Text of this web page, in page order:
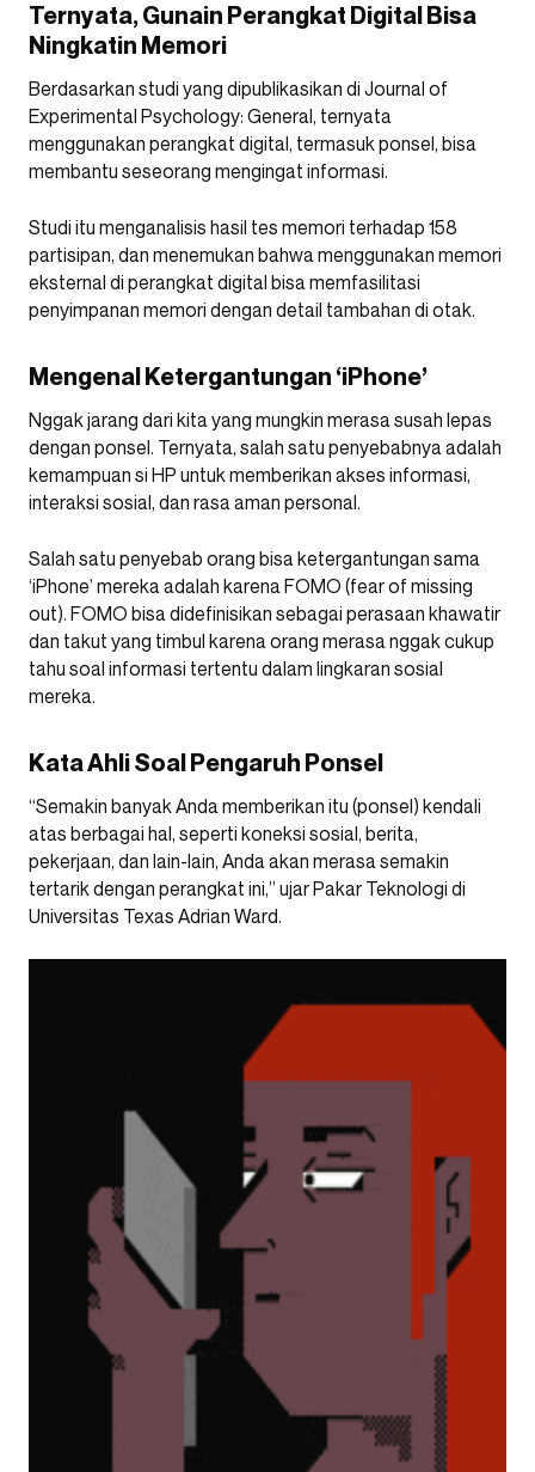
Ternyata, Gunain Perangkat Digital Bisa
Ningkatin Memori
Berdasarkan studi yang dipublikasikan di Journal of
Experimental Psychology: General, ternyata
menggunakan perangkat digital, termasuk ponsel, bisa
membantu seseorang mengingat informasi.
Studi itu menganalisis hasil tes memori terhadap 158
partisipan, dan menemukan bahwa menggunakan memori
eksternal di perangkat digital bisa memfasilitasi
penyimpanan memori dengan detail tambahan di otak.
Mengenal Ketergantungan ‘iPhone’
Nggak jarang dari kita yang mungkin merasa susah lepas
dengan ponsel. Ternyata, salah satu penyebabnya adalah
kemampuan si HP untuk memberikan akses informasi,
interaksi sosial, dan rasa aman personal.
Salah satu penyebab orang bisa ketergantungan sama
‘iPhone’ mereka adalah karena FOMO (fear of missing
out). FOMO bisa didefinisikan sebagai perasaan khawatir
dan takut yang timbul karena orang merasa nggak cukup
tahu soal informasi tertentu dalam lingkaran sosial
mereka.
Kata Ahli Soal Pengaruh Ponsel
“Semakin banyak Anda memberikan itu (ponsel) kendali
atas berbagai hal, seperti koneksi sosial, berita,
pekerjaan, dan lain-lain, Anda akan merasa semakin
tertarik dengan perangkat ini,” ujarPakar Teknologi di
Universitas Texas Adrian Ward.